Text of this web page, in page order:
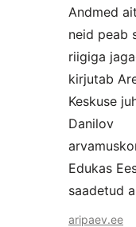
Andmed
neid peab
riigiga
kirjutab
Keskuse
Danilov
Edukas
saadetud
aripaev.ee